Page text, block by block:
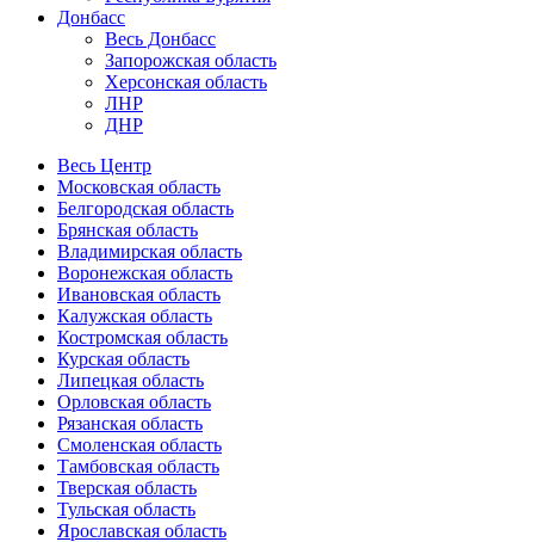
Донбасс
Весь Донбасс
Запорожская область
Херсонская область
ЛНР
ДНР
Весь Центр
Московская область
Белгородская область
Брянская область
Владимирская область
Воронежская область
Ивановская область
Калужская область
Костромская область
Курская область
Липецкая область
Орловская область
Рязанская область
Смоленская область
Тамбовская область
Тверская область
Тульская область
Ярославская область